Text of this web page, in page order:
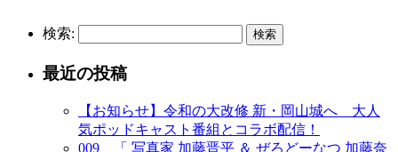
検索:
最近の投稿
【お知らせ】令和の大改修 新・岡山城へ 大人
気ポッドキャスト番組とコラボ配信！
009 「 写真家 加藤晋平 ＆ ぜろどーなつ 加藤奈